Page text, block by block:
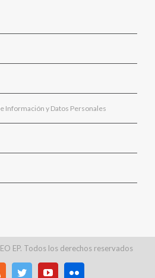
Información y Datos Personales
EP. Todos los derechos reservados
TwitterYoutubeFlickr